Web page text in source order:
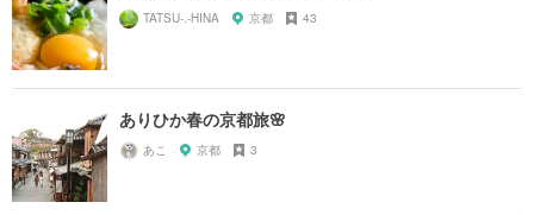
TATSU-.-HINA 京都 43
ありひか春の京都旅🌸
あこ 京都 3